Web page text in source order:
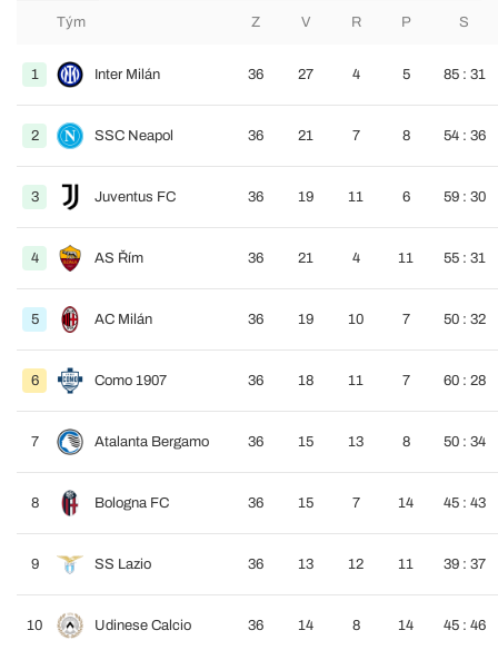
Tým Z V R P S
1 Inter Milán 36 27 4 5 85 : 31
2 SSC Neapol 36 21 7 8 54 : 36
3 Juventus FC 36 19 11 6 59 : 30
4 AS Řím 36 21 4 11 55 : 31
5 AC Milán 36 19 10 7 50 : 32
6 Como 1907 36 18 11 7 60 : 28
7 Atalanta Bergamo 36 15 13 8 50 : 34
8 Bologna FC 36 15 7 14 45 : 43
9 SS Lazio 36 13 12 11 39 : 37
10 Udinese Calcio 36 14 8 14 45 : 46